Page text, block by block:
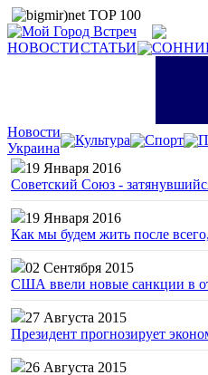
НОВОСТИСТАТЬИ
Новости
Украина
Культура Спорт
19 Января 2016
Советский Союз -
19 Января 2016
Как мы будем жить после
02 Сентября 2015
США ввели новые санкции в
27 Августа 2015
Президент прогнозирует
26 Августа 2015